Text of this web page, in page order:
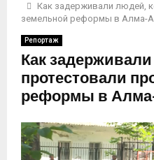
Как задерживали людей,
земельной реформы в Алма-
Репортаж
Как
протестовали
реформы в